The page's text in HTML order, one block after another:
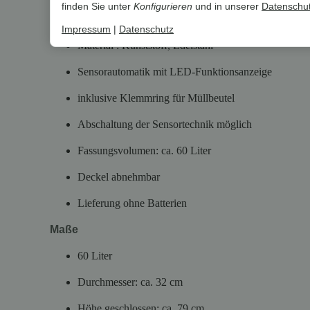
Material : Kunststoff, Edelstahl
Sensorautomatik mit LED-Funktionsanzeige
inklusive Klemmring für Müllbeutel
Abschaltung der Sensortechnik möglich
Fassungsvolumen: ca. 60 Liter
Deckel abnehmbar
Lieferung ohne Batterien
Maße
60 Liter
Durchmesser: ca. 32 cm
finden Sie unter Konfigurieren und in unserer
Impressum Datenschutz